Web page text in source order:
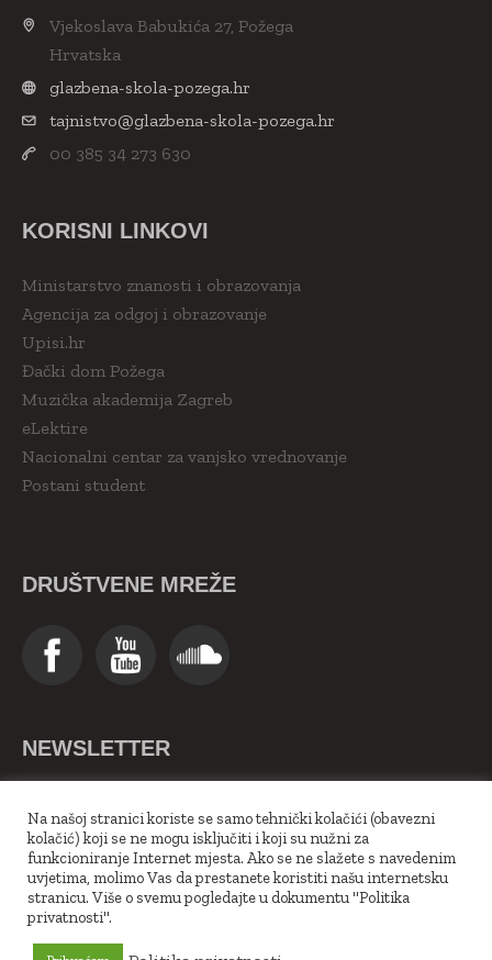
Vjekoslava Babukića 27, Požega
Hrvatska
glazbena-skola-pozega.hr
tajnistvo@glazbena-skola-pozega.hr
00 385 34 273 630
KORISNI LINKOVI
Ministarstvo znanosti i obrazovanja
Agencija za odgoj i obrazovanje
Upisi.hr
Đački dom Požega
Muzička akademija Zagreb
eLektire
Nacionalni centar za vanjsko vrednovanje
Postani student
DRUŠTVENE MREŽE
NEWSLETTER
Na našoj stranici koriste se samo tehnički kolačići (obavezni
kolačić) koji se ne mogu isključiti i koji su nužni za
funkcioniranje Internet mjesta. Ako se ne slažete s navedenim
uvjetima, molimo Vas da prestanete koristiti našu internetsku
stranicu. Više o svemu pogledajte u dokumentu "Politika
privatnosti".